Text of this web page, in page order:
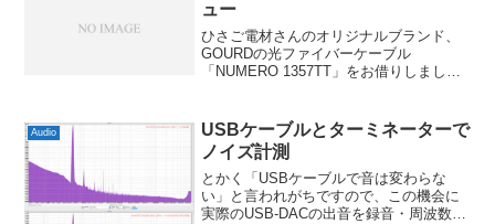
ュー
ひさご電材さんのオリジナルブランド、
GOURDの光ファイバーケーブル
「NUMERO 1357TT」をお借りしまし
思いますが、ひさご=ひょうたん
=GOURDということ...
Audio
USBケーブルとターミネーターで
ノイズ計測
とかく「USBケーブルで音は変わらな
い」と言われがちですので、この機会に
実際のUSB-DACの出音を録音・周波数解